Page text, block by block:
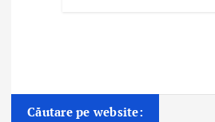
Căutare pe website: